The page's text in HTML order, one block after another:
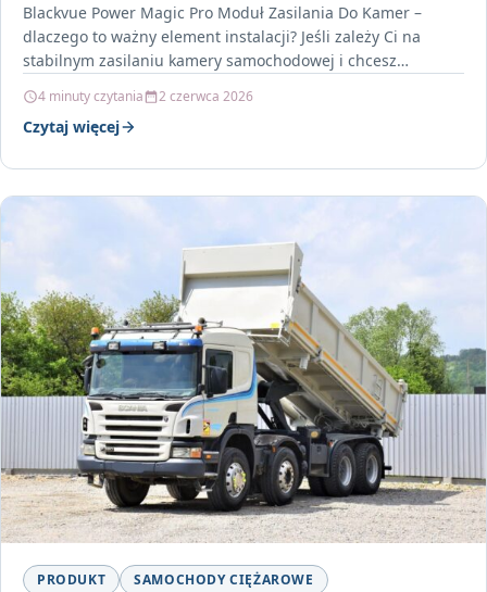
Blackvue Power Magic Pro Moduł Zasilania Do Kamer –
dlaczego to ważny element instalacji? Jeśli zależy Ci na
stabilnym zasilaniu kamery samochodowej i chcesz…
4 minuty czytania 2 czerwca 2026
Czytaj więcej
PRODUKT SAMOCHODY CIĘŻAROWE